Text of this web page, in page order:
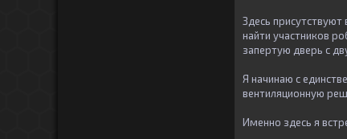
Здесь
найти участников
запертую дверь с
Я начинаю с
вентиляционную
Именно здесь я